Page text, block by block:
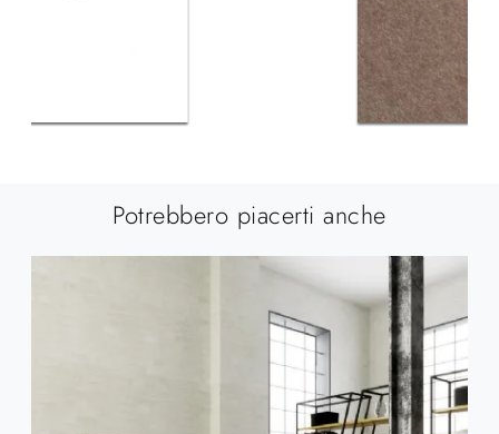
Potrebbero piacerti anche